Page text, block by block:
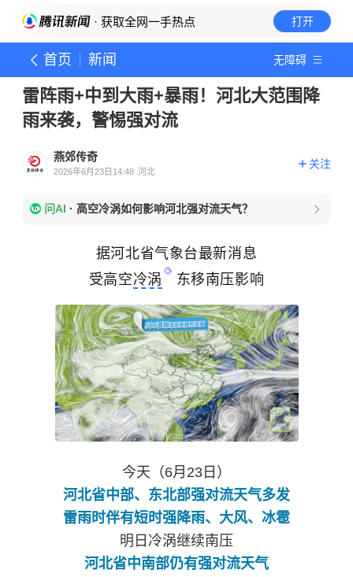
· 获取全网一手热点 打开
首页 新闻 无障碍
雷阵雨+中到大雨+暴雨！河北大范围降
雨来袭，警惕强对流
燕郊传奇
2026年6月23日14:48 河北
关注
问AI · 高空冷涡如何影响河北强对流天气？
据河北省气象台最新消息
受高空冷涡 东移南压影响
今天（6月23日）
河北省中部、东北部强对流天气多发
雷雨时伴有短时强降雨、大风、冰雹
明日冷涡继续南压
河北省中南部仍有强对流天气